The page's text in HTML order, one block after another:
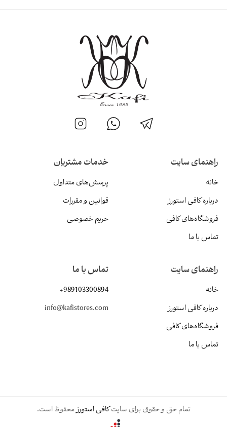
راهنمای سایت
خانه
درباره کافی استورز
فروشگاه‌های کافی
تماس با ما
خدمات مشتریان
پرسش‌های متداول
قوانین و مقررات
حریم خصوصی
راهنمای سایت
خانه
درباره کافی استورز
فروشگاه‌های کافی
تماس با ما
تماس با ما
+989103300894
info@kafistores.com
تمام حق و حقوق برای سایتکافی استورزمحفوظ است.